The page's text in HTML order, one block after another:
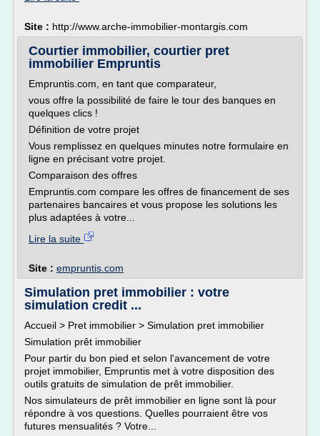
Site : http://www.arche-immobilier-montargis.com
Courtier immobilier, courtier pret
immobilier Empruntis
Empruntis.com, en tant que comparateur,
vous offre la possibilité de faire le tour des banques en
quelques clics !
Définition de votre projet
Vous remplissez en quelques minutes notre formulaire en
ligne en précisant votre projet.
Comparaison des offres
Empruntis.com compare les offres de financement de ses
partenaires bancaires et vous propose les solutions les
plus adaptées à votre...
Lire la suite
Site : empruntis.com
Simulation pret immobilier : votre
simulation credit ...
Accueil > Pret immobilier > Simulation pret immobilier
Simulation prêt immobilier
Pour partir du bon pied et selon l'avancement de votre
projet immobilier, Empruntis met à votre disposition des
outils gratuits de simulation de prêt immobilier.
Nos simulateurs de prêt immobilier en ligne sont là pour
répondre à vos questions. Quelles pourraient être vos
futures mensualités ? Votre...